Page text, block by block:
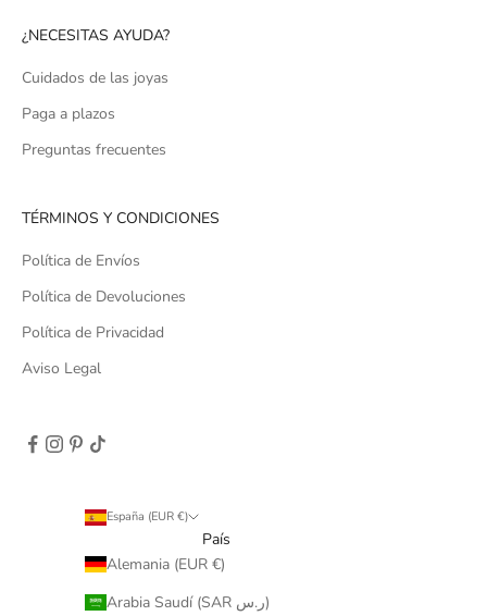
¿NECESITAS AYUDA?
Cuidados de las joyas
Paga a plazos
Preguntas frecuentes
TÉRMINOS Y CONDICIONES
Política de Envíos
Política de Devoluciones
Política de Privacidad
Aviso Legal
España (EUR €)
País
Alemania (EUR €)
Arabia Saudí (SAR ر.س)